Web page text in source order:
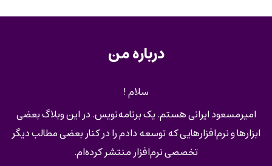
درباره من
سلام !
امیرمسعود ایرانی هستم. یک برنامه‌نویس. در این وبلاگ بعضی
ابزارها و نرم‌افزارهایی که توسعه دادم را در کنار بعضی مطالب دیگر
تخصصی نرم‌افزار منتشر کرده‌ام.